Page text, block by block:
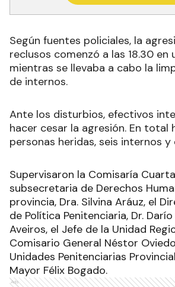
Según fuentes policiales, la
reclusos comenzó a las 18.30 en
mientras se llevaba a cabo la
de internos.
Ante los disturbios, efectivos
hacer cesar la agresión. En total
personas heridas, seis internos
Supervisaron la Comisaría
subsecretaria de Derechos
provincia, Dra. Silvina Aráuz, el
de Política Penitenciaria, Dr.
Aveiros, el Jefe de la Unidad
Comisario General Néstor
Unidades Penitenciarias
Mayor Félix Bogado.
Ads